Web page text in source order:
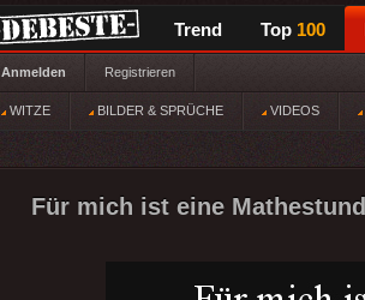
Trend Top 100
Anmelden Registrieren
WITZE BILDER & SPRÜCHE VIDEOS
Für mich ist eine